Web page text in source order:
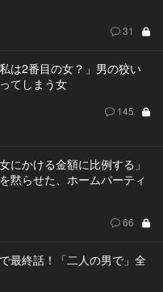
31
は2番目の女？」男の狡い
てしまう女
145
にかける金額に比例する」
黙らせた、ホームパーティ
66
最終話！「二人の男で」全